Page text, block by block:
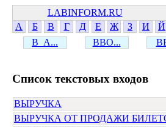
LABINFORM.RU
А
Б В Г Д Е Ж З И Й
В_А...
ВВО...
Cписок текстовых входов
ВЫРУЧКА
ВЫРУЧКА ОТ ПРОДАЖИ